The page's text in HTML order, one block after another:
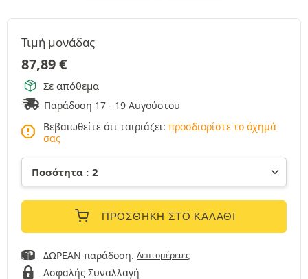
Τιμή μονάδας
87,89€
Σε απόθεμα
Παράδοση 17 - 19 Αυγούστου
Βεβαιωθείτε ότι ταιριάζει: προσδιορίστε το όχημά
σας
ΠΡΟΣΘΉΚΗ ΣΤΟ ΚΑΛΆΘΙ
ΔΩΡΕΑΝ παράδοση. Λεπτομέρειες
Ασφαλής Συναλλαγή